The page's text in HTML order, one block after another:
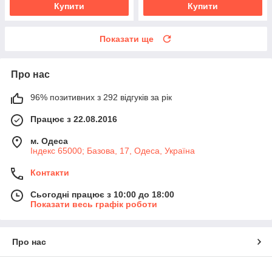
Купити Купити
Показати ще
Про нас
96% позитивних з 292 відгуків за рік
Працює з 22.08.2016
м. Одеса
Індекс 65000; Базова, 17, Одеса, Україна
Контакти
Сьогодні працює з 10:00 до 18:00
Показати весь графік роботи
Про нас